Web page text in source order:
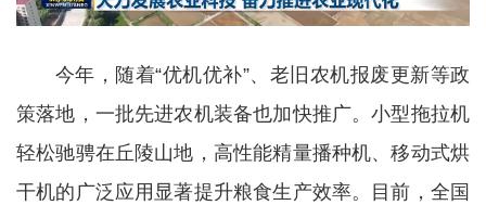
今年，随着“优机优补”、老旧农机报废更新等政
策落地，一批先进农机装备也加快推广。小型拖拉机
轻松驰骋在丘陵山地，高性能精量播种机、移动式烘
干机的广泛应用显著提升粮食生产效率。目前，全国